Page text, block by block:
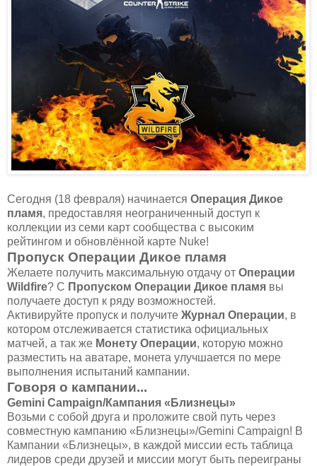
Сегодня (18 февраля) начинается Операция Дикое
пламя, предоставляя неограниченный доступ к
коллекции из семи карт сообщества с высоким
рейтингом и обновлённой карте Nuke!
Пропуск Операции Дикое пламя
Желаете получить максимальную отдачу от Операции
Wildfire? С Пропуском Операции Дикое пламя вы
получаете доступ к ряду возможностей.
Активируйте пропуск и получите Журнал Операции, в
котором отслеживается статистика официальных
матчей, а так же Монету Операции, которую можно
разместить на аватаре, монета улучшается по мере
выполнения испытаний кампании.
Говоря о кампании...
Gemini Campaign/Кампания «Близнецы»
Возьми с собой друга и проложите свой путь через
совместную кампанию «Близнецы»/Gemini Campaign! В
Кампании «Близнецы», в каждой миссии есть таблица
лидеров среди друзей и миссии могут быть переиграны